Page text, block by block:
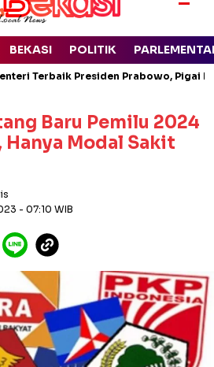
BEKASI POLITIK
Terbaik Presiden Prabowo, Pigai
Baru Pemilu 2024
Hanya Modal Sakit
- 07:10 WIB